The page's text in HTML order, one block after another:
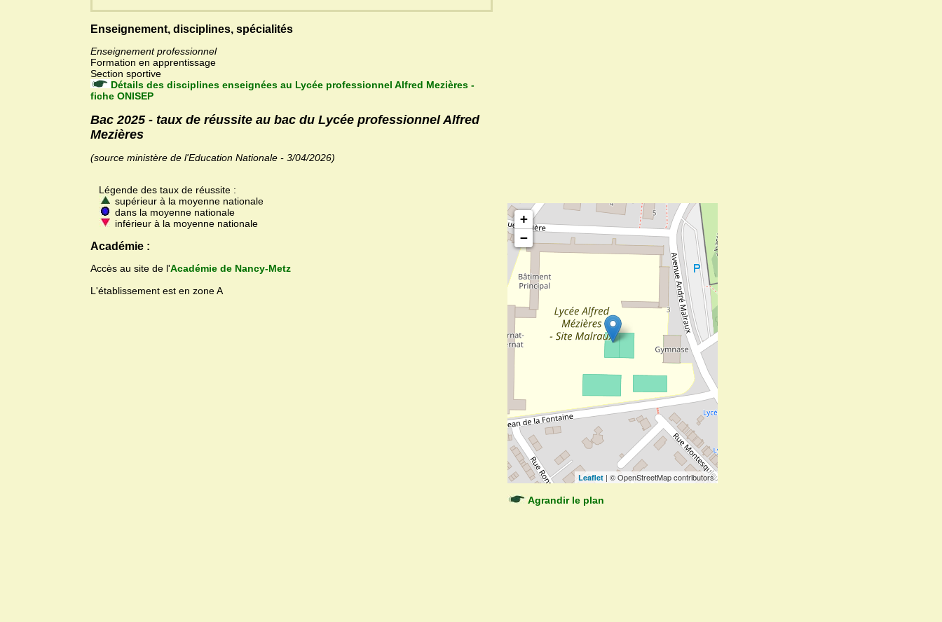
Enseignement, disciplines, spécialités
Enseignement professionnel
Formation en apprentissage
Section sportive
Détails des disciplines enseignées au Lycée professionnel Alfred Mezières -
fiche ONISEP
Bac 2025 - taux de réussite au bac du Lycée professionnel Alfred
Mezières
(source ministère de l'Education Nationale - 3/04/2026)
Légende des taux de réussite :
supérieur à la moyenne nationale
dans la moyenne nationale
inférieur à la moyenne nationale
Académie :
Accès au site de l'Académie de Nancy-Metz
L'établissement est en zone A
+
−
Leaflet | © OpenStreetMap contributors
Agrandir le plan